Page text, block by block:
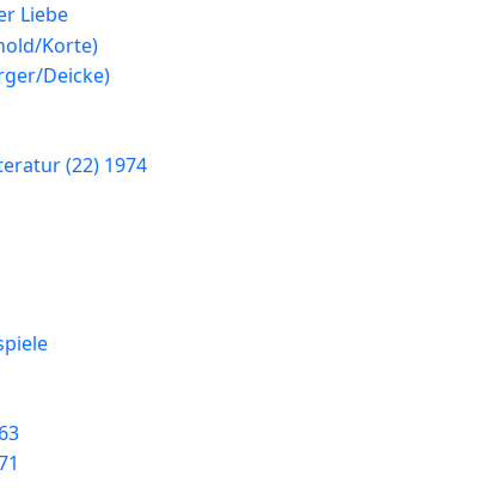
Liebe
Korte)
Deicke)
(22) 1974